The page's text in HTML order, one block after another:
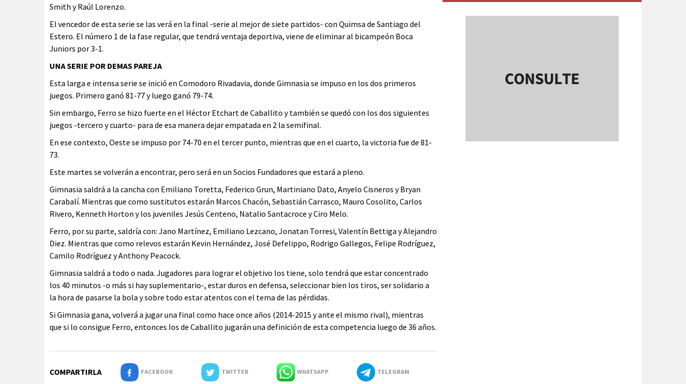
Smith y Raúl Lorenzo.
El vencedor de esta serie se las verá en la final -serie al mejor de siete partidos- con Quimsa de Santiago del
Estero. El número 1 de la fase regular, que tendrá ventaja deportiva, viene de eliminar al bicampeón Boca
Juniors por 3-1.
UNA SERIE POR DEMAS PAREJA
Esta larga e intensa serie se inició en Comodoro Rivadavia, donde Gimnasia se impuso en los dos primeros
juegos. Primero ganó 81-77 y luego ganó 79-74.
Sin embargo, Ferro se hizo fuerte en el Héctor Etchart de Caballito y también se quedó con los dos siguientes
juegos -tercero y cuarto- para de esa manera dejar empatada en 2 la semifinal.
En ese contexto, Oeste se impuso por 74-70 en el tercer punto, mientras que en el cuarto, la victoria fue de 81-
73.
Este martes se volverán a encontrar, pero será en un Socios Fundadores que estará a pleno.
Gimnasia saldrá a la cancha con Emiliano Toretta, Federico Grun, Martiniano Dato, Anyelo Cisneros y Bryan
Carabalí. Mientras que como sustitutos estarán Marcos Chacón, Sebastián Carrasco, Mauro Cosolito, Carlos
Rivero, Kenneth Horton y los juveniles Jesús Centeno, Natalio Santacroce y Ciro Melo.
Ferro, por su parte, saldría con: Jano Martínez, Emiliano Lezcano, Jonatan Torresi, Valentín Bettiga y Alejandro
Diez. Mientras que como relevos estarán Kevin Hernández, José Defelippo, Rodrigo Gallegos, Felipe Rodríguez,
Camilo Rodríguez y Anthony Peacock.
Gimnasia saldrá a todo o nada. Jugadores para lograr el objetivo los tiene, solo tendrá que estar concentrado
los 40 minutos -o más si hay suplementario-, estar duros en defensa, seleccionar bien los tiros, ser solidario a
la hora de pasarse la bola y sobre todo estar atentos con el tema de las pérdidas.
Si Gimnasia gana, volverá a jugar una final como hace once años (2014-2015 y ante el mismo rival), mientras
que si lo consigue Ferro, entonces los de Caballito jugarán una definición de esta competencia luego de 36 años.
COMPARTIRLA FACEBOOK TWITTER WHATSAPP TELEGRAM